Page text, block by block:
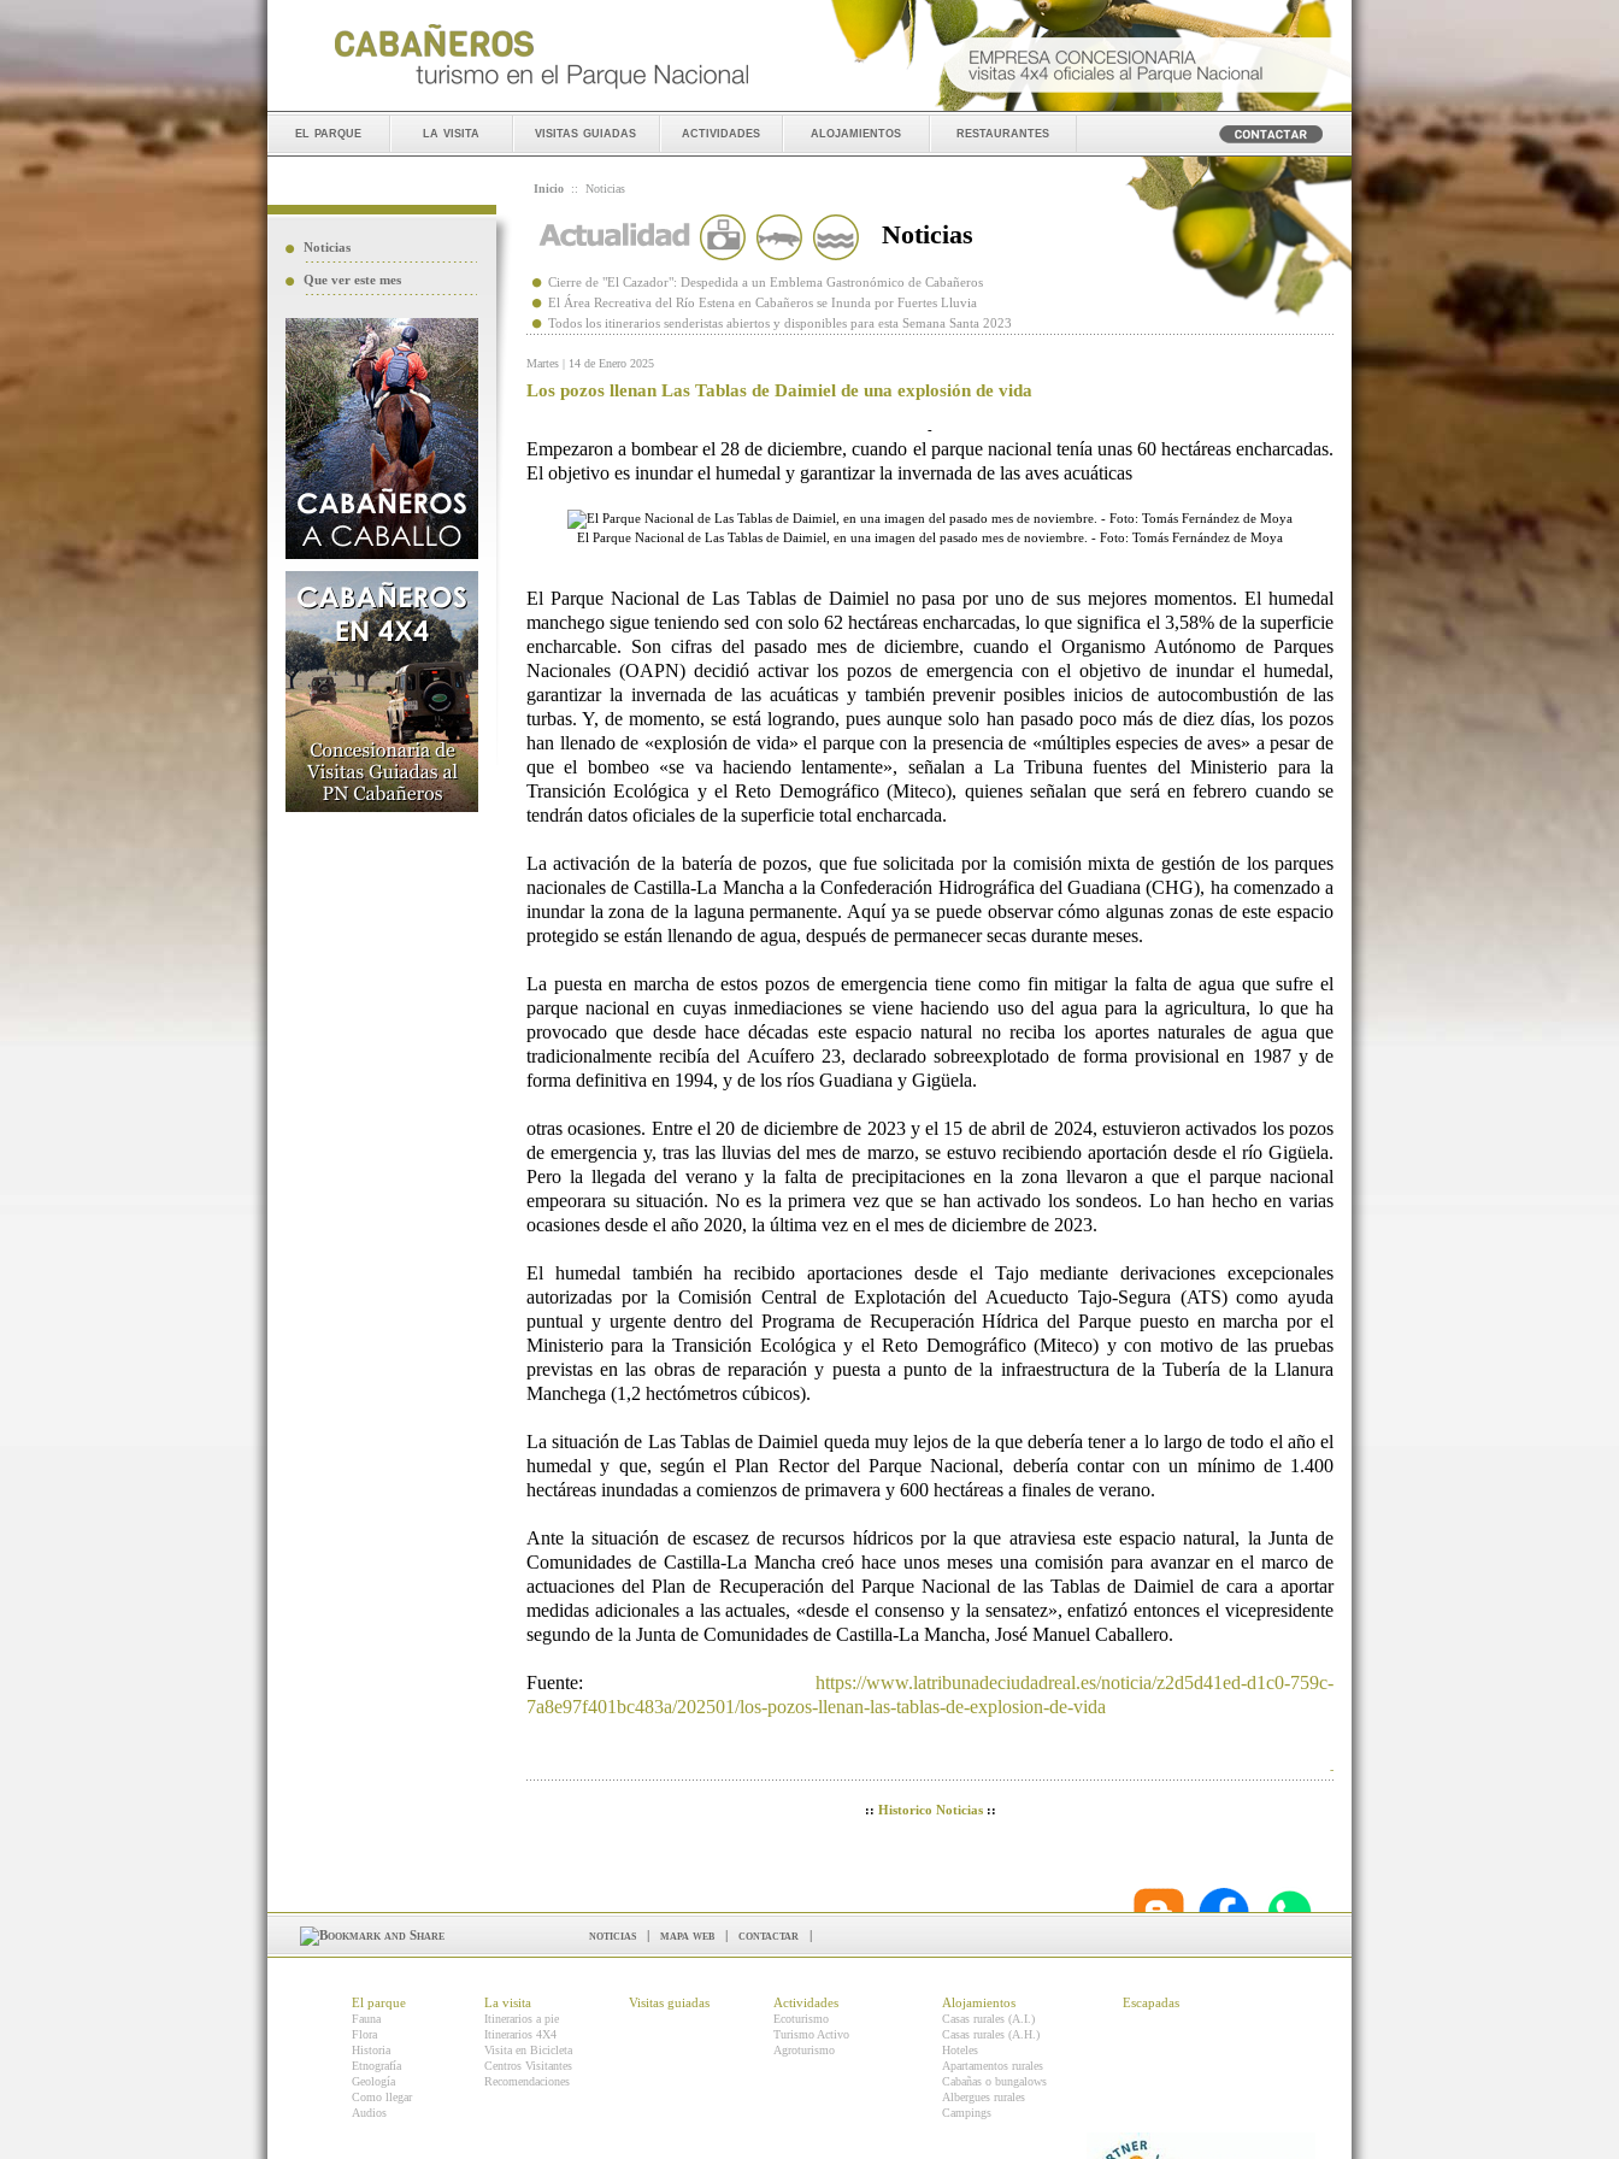
el parque la visita visitas guiadas actividades alojamientos restaurantes
Noticias
Que ver este mes
Inicio :: Noticias
Noticias
Cierre de "El Cazador": Despedida a un Emblema Gastronómico de Cabañeros
El Área Recreativa del Río Estena en Cabañeros se Inunda por Fuertes Lluvia
Todos los itinerarios senderistas abiertos y disponibles para esta Semana Santa 2023
Martes | 14 de Enero 2025
Los pozos llenan Las Tablas de Daimiel de una explosión de vida
-
Empezaron a bombear el 28 de diciembre, cuando el parque nacional tenía unas 60 hectáreas encharcadas.
El objetivo es inundar el humedal y garantizar la invernada de las aves acuáticas
El Parque Nacional de Las Tablas de Daimiel, en una imagen del pasado mes de noviembre. - Foto: Tomás Fernández de Moya
El Parque Nacional de Las Tablas de Daimiel no pasa por uno de sus mejores momentos. El humedal
manchego sigue teniendo sed con solo 62 hectáreas encharcadas, lo que significa el 3,58% de la superficie
encharcable. Son cifras del pasado mes de diciembre, cuando el Organismo Autónomo de Parques
Nacionales (OAPN) decidió activar los pozos de emergencia con el objetivo de inundar el humedal,
garantizar la invernada de las acuáticas y también prevenir posibles inicios de autocombustión de las
turbas. Y, de momento, se está logrando, pues aunque solo han pasado poco más de diez días, los pozos
han llenado de «explosión de vida» el parque con la presencia de «múltiples especies de aves» a pesar de
que el bombeo «se va haciendo lentamente», señalan a La Tribuna fuentes del Ministerio para la
Transición Ecológica y el Reto Demográfico (Miteco), quienes señalan que será en febrero cuando se
tendrán datos oficiales de la superficie total encharcada.
La activación de la batería de pozos, que fue solicitada por la comisión mixta de gestión de los parques
nacionales de Castilla-La Mancha a la Confederación Hidrográfica del Guadiana (CHG), ha comenzado a
inundar la zona de la laguna permanente. Aquí ya se puede observar cómo algunas zonas de este espacio
protegido se están llenando de agua, después de permanecer secas durante meses.
La puesta en marcha de estos pozos de emergencia tiene como fin mitigar la falta de agua que sufre el
parque nacional en cuyas inmediaciones se viene haciendo uso del agua para la agricultura, lo que ha
provocado que desde hace décadas este espacio natural no reciba los aportes naturales de agua que
tradicionalmente recibía del Acuífero 23, declarado sobreexplotado de forma provisional en 1987 y de
forma definitiva en 1994, y de los ríos Guadiana y Gigüela.
otras ocasiones. Entre el 20 de diciembre de 2023 y el 15 de abril de 2024, estuvieron activados los pozos
de emergencia y, tras las lluvias del mes de marzo, se estuvo recibiendo aportación desde el río Gigüela.
Pero la llegada del verano y la falta de precipitaciones en la zona llevaron a que el parque nacional
empeorara su situación. No es la primera vez que se han activado los sondeos. Lo han hecho en varias
ocasiones desde el año 2020, la última vez en el mes de diciembre de 2023.
El humedal también ha recibido aportaciones desde el Tajo mediante derivaciones excepcionales
autorizadas por la Comisión Central de Explotación del Acueducto Tajo-Segura (ATS) como ayuda
puntual y urgente dentro del Programa de Recuperación Hídrica del Parque puesto en marcha por el
Ministerio para la Transición Ecológica y el Reto Demográfico (Miteco) y con motivo de las pruebas
previstas en las obras de reparación y puesta a punto de la infraestructura de la Tubería de la Llanura
Manchega (1,2 hectómetros cúbicos).
La situación de Las Tablas de Daimiel queda muy lejos de la que debería tener a lo largo de todo el año el
humedal y que, según el Plan Rector del Parque Nacional, debería contar con un mínimo de 1.400
hectáreas inundadas a comienzos de primavera y 600 hectáreas a finales de verano.
Ante la situación de escasez de recursos hídricos por la que atraviesa este espacio natural, la Junta de
Comunidades de Castilla-La Mancha creó hace unos meses una comisión para avanzar en el marco de
actuaciones del Plan de Recuperación del Parque Nacional de las Tablas de Daimiel de cara a aportar
medidas adicionales a las actuales, «desde el consenso y la sensatez», enfatizó entonces el vicepresidente
segundo de la Junta de Comunidades de Castilla-La Mancha, José Manuel Caballero.
Fuente: https://www.latribunadeciudadreal.es/noticia/z2d5d41ed-d1c0-759c-
7a8e97f401bc483a/202501/los-pozos-llenan-las-tablas-de-explosion-de-vida
-
:: Historico Noticias::
noticias | mapa web | contactar |
El parque
Fauna
Flora
Historia
Etnografía
Geología
Como llegar
Audios
La visita
Itinerarios a pie
Itinerarios 4X4
Visita en Bicicleta
Centros Visitantes
Recomendaciones
Visitas guiadas Actividades
Ecoturismo
Turismo Activo
Agroturismo
Alojamientos
Casas rurales (A.I.)
Casas rurales (A.H.)
Hoteles
Apartamentos rurales
Cabañas o bungalows
Albergues rurales
Campings
Escapadas